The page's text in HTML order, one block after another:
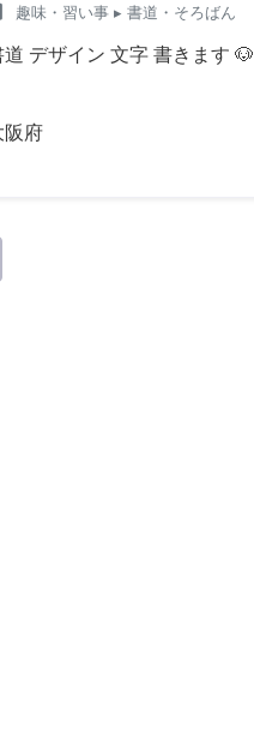
趣味・習い事 ▸ 書道・そろばん
道 デザイン 文字 書きます 🐶
阪府